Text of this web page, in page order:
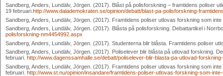
Sandberg, Anders, Lundälv, Jörgen. (2017). Blåst på polisforskning – framtidens poliser
19 februari. http://www.dalademokraten.se/opinion/debatt/blast-pa-polisforskning-
Sandberg, Anders, Lundälv, Jörgen. (2017). Framtidens poliser utlovas forskning som
Sandberg, Anders, Lundälv, Jörgen. (2017). Blåsta på polisforskning. Debattartikel i
polisforskning-nm4454992.aspx
Sandberg, Anders, Lundälv, Jörgen. (2017). Studenterna blir blåsta. Framtidens poliser
Sandberg, Anders, Lundälv, Jörgen. (2017). Poliselever blir blåsta på utlovad forskning.
februari. http://www.dagenssamhalle.se/debatt/poliselever-blir-blasta-pa-utlovad-
Sandberg, Anders, Lundälv, Jörgen. (2017). Framtidens poliser utlovas forskning som
februari. http://www.st.nu/opinion/insandare/framtidens-poliser-utlovas-forskning-som-